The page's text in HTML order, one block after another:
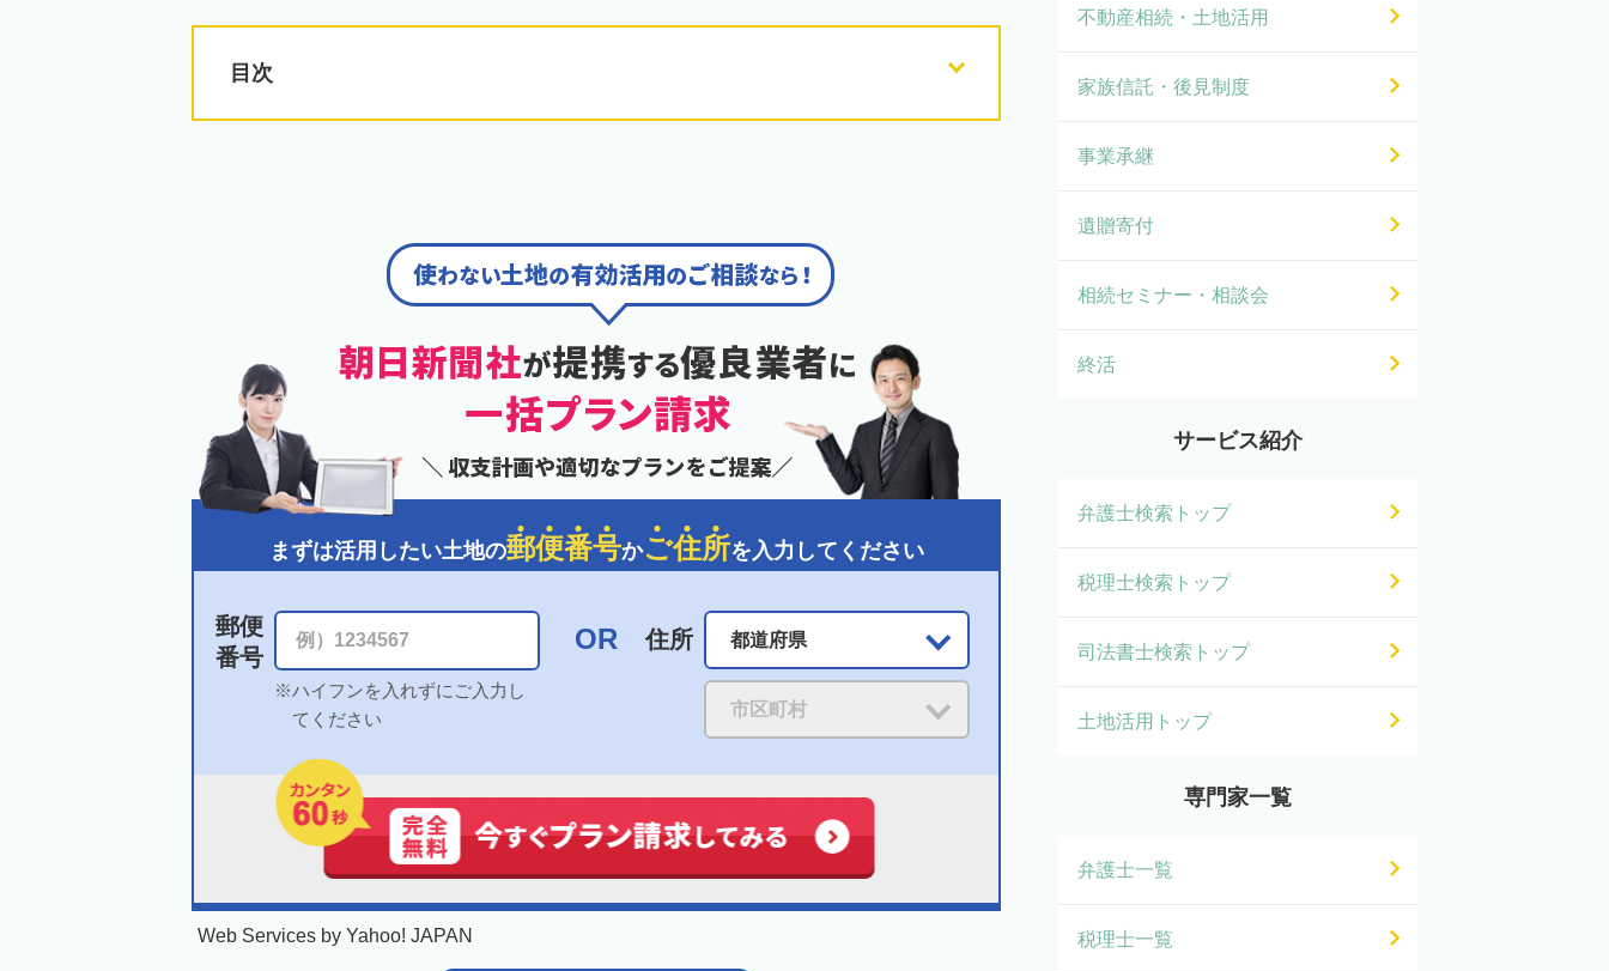
目次
まずは活用したい土地の郵便番号かご住所を入力してください
郵便
番号
ハイフンを入れずにご入力し
てください
住所 都道府県
市区町村
Web Services by Yahoo! JAPAN
不動産相続・土地活用
家族信託・後見制度
事業承継
遺贈寄付
相続セミナー・相談会
終活
サービス紹介
弁護士検索トップ
税理士検索トップ
司法書士検索トップ
土地活用トップ
専門家一覧
弁護士一覧
税理士一覧